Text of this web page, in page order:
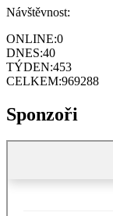
Návštěvnost:
ONLINE:0
DNES:40
TÝDEN:453
CELKEM:969288
Sponzoři